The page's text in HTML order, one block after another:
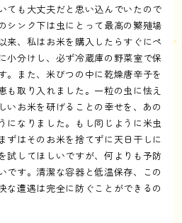
ても大丈夫だと思い込んでいたので
シンク下は虫にとって最高の繁殖場
来、私はお米を購入したらすぐにペ
小分けし、必ず冷蔵庫の野菜室で保
。また、米びつの中に乾燥唐辛子を
も取り入れました。一粒の虫に怯え
いお米を研げることの幸せを、あの
になりました。もし同じように米虫
ずはそのお米を捨てずに天日干しに
試してほしいですが、何よりも予防
です。清潔な容器と低温保存、この
な遭遇は完全に防ぐことができるの